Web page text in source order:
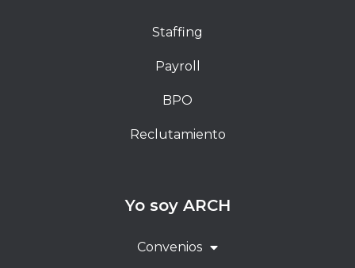
Staffing
Payroll
BPO
Reclutamiento
Yo soy ARCH
Convenios